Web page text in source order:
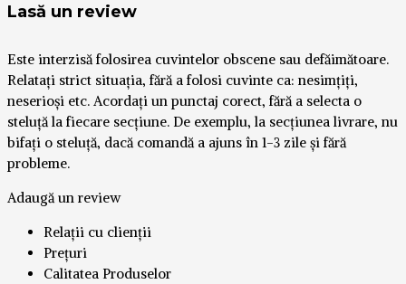
Lasă un review
Este interzisă folosirea cuvintelor obscene sau defăimătoare.
Relatați strict situația, fără a folosi cuvinte ca: nesimțiți,
neserioși etc. Acordați un punctaj corect, fără a selecta o
steluță la fiecare secțiune. De exemplu, la secțiunea livrare, nu
bifați o steluță, dacă comandă a ajuns în 1-3 zile și fără
probleme.
Adaugă un review
Relații cu clienții
Prețuri
Calitatea Produselor